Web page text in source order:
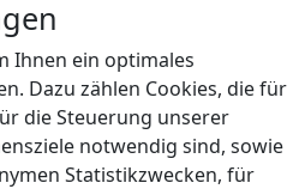
Ihnen ein optimales
Dazu zählen Cookies, die für
die Steuerung unserer
notwendig sind, sowie
Statistikzwecken, für